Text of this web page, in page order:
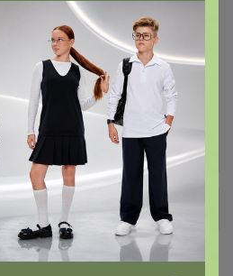
31
15 каталогов